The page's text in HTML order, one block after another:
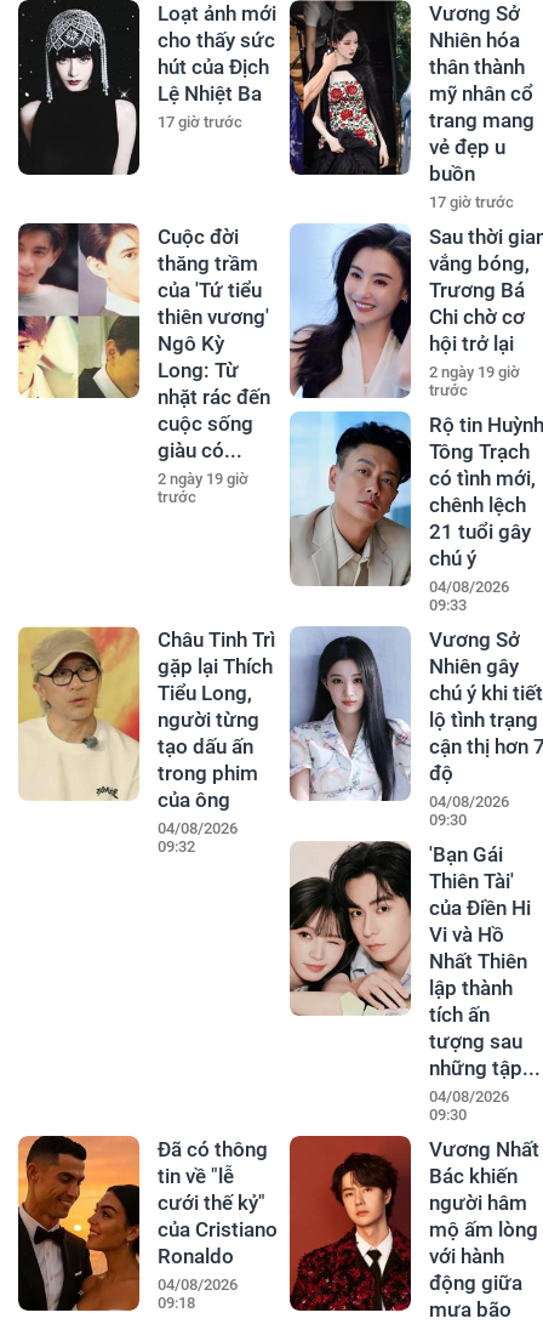
Loạt ảnh mới
cho thấy sức
hút của Địch
Lệ Nhiệt Ba
17 giờ trước
Vương Sở
Nhiên hóa
thân thành
mỹ nhân cổ
trang mang
vẻ đẹp u
buồn
17 giờ trước
Cuộc đời
thăng trầm
của 'Tứ tiểu
thiên vương'
Ngô Kỳ
Long: Từ
nhặt rác đến
cuộc sống
giàu có...
2 ngày 19 giờ
trước
Sau thời
vắng bóng,
Trương Bá
Chi chờ cơ
hội trở lại
2 ngày 19 giờ
trước
Rộ tin Huỳnh
Tông Trạch
có tình mới,
chênh lệch
21 tuổi gây
chú ý
04/08/2026
09:33
Châu Tinh Trì
gặp lại Thích
Tiểu Long,
người từng
tạo dấu ấn
trong phim
của ông
04/08/2026
09:32
Vương Sở
Nhiên gây
chú ý khi tiết
lộ tình trạng
cận thị hơn
độ
04/08/2026
09:30
'Bạn Gái
Thiên Tài'
của Điền Hi
Vi và Hồ
Nhất Thiên
lập thành
tích ấn
tượng sau
những tập...
04/08/2026
09:30
Đã có thông
tin về "lễ
cưới thế kỷ"
của Cristiano
Ronaldo
04/08/2026
09:18
Vương Nhất
Bác khiến
người hâm
mộ ấm lòng
với hành
động giữa
mưa bão